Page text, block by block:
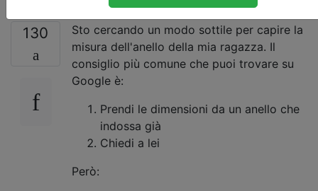
130
Sto cercando un modo sottile per capire la
misura dell'anello della mia ragazza. Il
consiglio più comune che puoi trovare su
Google è:
Prendi le dimensioni da un anello che
indossa già
Chiedi a lei
Però: